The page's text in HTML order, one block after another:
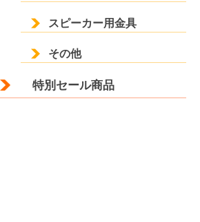
スピーカー用金具
その他
特別セール商品